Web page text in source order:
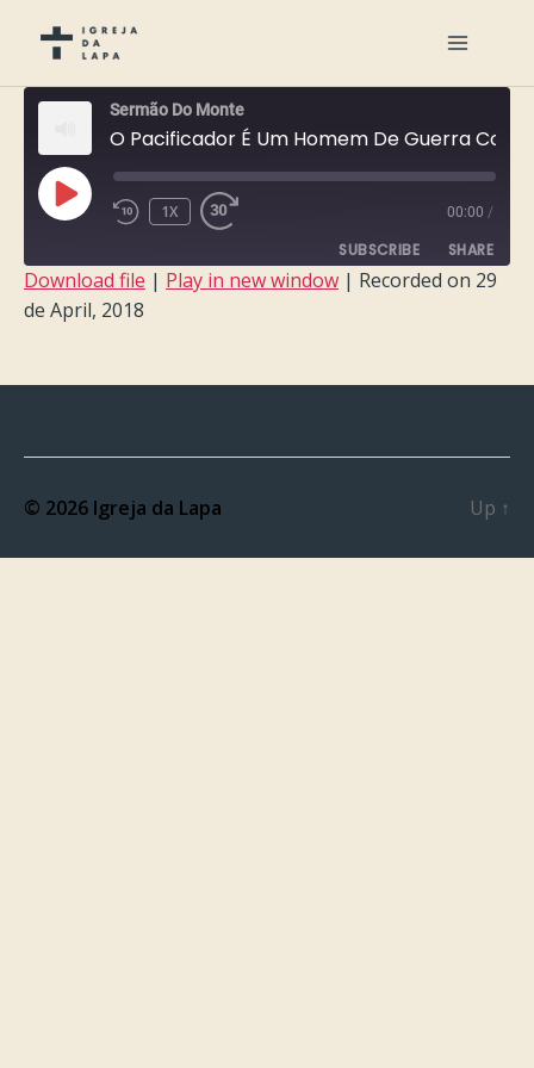
Sermão Do Monte
PLAY
EPISODE
1X 00:00 /
SUBSCRIBE SHARE
SHARE
Download file | Play in new window | Recorded on 29
de April, 2018
© 2026 Igreja da Lapa Up ↑